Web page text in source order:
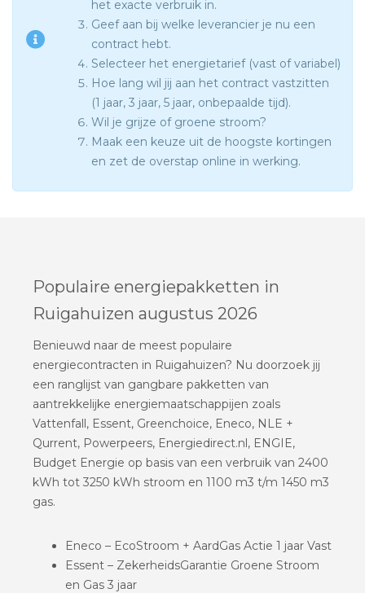
het exacte verbruik in.
Geef aan bij welke leverancier je nu een
contract hebt.
Selecteer het energietarief (vast of variabel)
Hoe lang wil jij aan het contract vastzitten
(1 jaar, 3 jaar, 5 jaar, onbepaalde tijd).
Wil je grijze of groene stroom?
Maak een keuze uit de hoogste kortingen
en zet de overstap online in werking.
Populaire energiepakketten in
Ruigahuizen augustus 2026
Benieuwd naar de meest populaire
energiecontracten in Ruigahuizen? Nu doorzoek jij
een ranglijst van gangbare pakketten van
aantrekkelijke energiemaatschappijen zoals
Vattenfall, Essent, Greenchoice, Eneco, NLE +
Qurrent, Powerpeers, Energiedirect.nl, ENGIE,
Budget Energie op basis van een verbruik van 2400
kWh tot 3250 kWh stroom en 1100 m3 t/m 1450 m3
gas.
Eneco – EcoStroom + AardGas Actie 1 jaar Vast
Essent – ZekerheidsGarantie Groene Stroom
en Gas 3 jaar